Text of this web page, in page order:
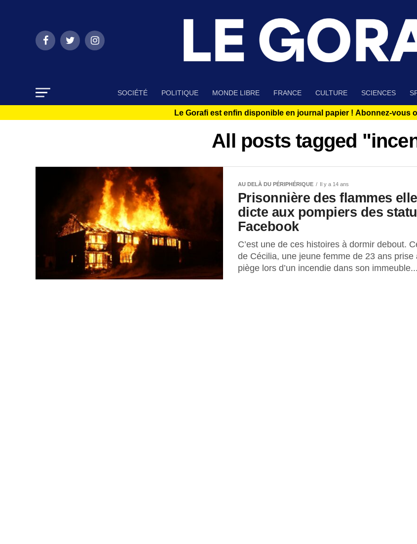
SOCIÉTÉ POLITIQUE MONDE LIBRE FRANCE CULTURE SCIENCES
Le Gorafi est enfin disponible en journal papier ! Abonnez-vous
All posts tagged
AU DELÀ DU PÉRIPHÉRIQUE Il y a 14 ans
Prisonnière des flammes elle
dicte aux pompiers des
Facebook
C’est une de ces histoires à dormir debout.
de Cécilia, une jeune femme de 23 ans prise
piège lors d’un incendie dans son immeuble...